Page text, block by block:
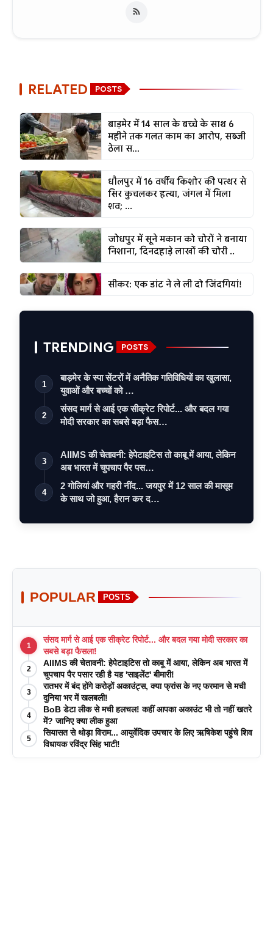
RELATED POSTS
बाड़मेर में 14 साल के बच्चे के साथ 6
महीने तक गलत काम का आरोप, सब्जी
ठेला स...
धौलपुर में 16 वर्षीय किशोर की पत्थर से
सिर कुचलकर हत्या, जंगल में मिला
शव; ...
जोधपुर में सूने मकान को चोरों ने बनाया
निशाना, दिनदहाड़े लाखों की चोरी ..
सीकर: एक डांट ने ले ली दो जिंदगियां!
TRENDING POSTS
1
बाड़मेर के स्पा सेंटरों में अनैतिक गतिविधियों का खुलासा,
युवाओं और बच्चों को …
2
संसद मार्ग से आई एक सीक्रेट रिपोर्ट... और बदल गया
मोदी सरकार का सबसे बड़ा फैस…
3
AIIMS की चेतावनी: हेपेटाइटिस तो काबू में आया, लेकिन
अब भारत में चुपचाप पैर पस…
4
2 गोलियां और गहरी नींद... जयपुर में 12 साल की मासूम
के साथ जो हुआ, हैरान कर द…
POPULAR POSTS
1
संसद मार्ग से आई एक सीक्रेट रिपोर्ट... और बदल गया मोदी सरकार का
सबसे बड़ा फैसला!
2
AIIMS की चेतावनी: हेपेटाइटिस तो काबू में आया, लेकिन अब भारत में
चुपचाप पैर पसार रही है यह 'साइलेंट' बीमारी!
3
रातभर में बंद होंगे करोड़ों अकाउंट्स, क्या फ्रांस के नए फरमान से मची
दुनिया भर में खलबली!
4
BoB डेटा लीक से मची हलचल! कहीं आपका अकाउंट भी तो नहीं खतरे
में? जानिए क्या लीक हुआ
5
सियासत से थोड़ा विराम... आयुर्वेदिक उपचार के लिए ऋषिकेश पहुंचे शिव
विधायक रविंद्र सिंह भाटी!